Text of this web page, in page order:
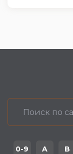
0-9 A B